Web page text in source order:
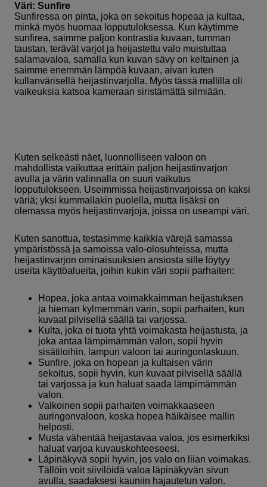
Väri: Sunfire
Sunfiressa on pinta, joka on sekoitus hopeaa ja kultaa,
minkä myös huomaa lopputuloksessa. Kun käytimme
sunfirea, saimme paljon kontrastia kuvaan, tumman
taustan, terävät varjot ja heijastettu valo muistuttaa
salamavaloa, samalla kun kuvan sävy on keltainen ja
saimme enemmän lämpöä kuvaan, aivan kuten
kullanvärisellä heijastinvarjolla. Myös tässä mallilla oli
vaikeuksia katsoa kameraan siristämättä silmiään.
Kuten selkeästi näet, luonnolliseen valoon on
mahdollista vaikuttaa erittäin paljon heijastinvarjon
avulla ja värin valinnalla on suuri vaikutus
lopputulokseen. Useimmissa heijastinvarjoissa on kaksi
väriä; yksi kummallakin puolella, mutta lisäksi on
olemassa myös heijastinvarjoja, joissa on useampi väri.
Kuten sanottua, testasimme kaikkia värejä samassa
ympäristössä ja samoissa valo-olosuhteissa, mutta
heijastinvarjon ominaisuuksien ansiosta sille löytyy
useita käyttöalueita, joihin kukin väri sopii parhaiten:
Hopea, joka antaa voimakkaimman heijastuksen
ja hieman kylmemmän värin, sopii parhaiten, kun
kuvaat pilvisellä säällä tai varjossa.
Kulta, joka ei tuota yhtä voimakasta heijastusta, ja
joka antaa lämpimämmän valon, sopii hyvin
sisätiloihin, lampun valoon tai auringonlaskuun.
Sunfire, joka on hopean ja kultaisen värin
sekoitus, sopii hyvin, kun kuvaat pilvisellä säällä
tai varjossa ja kun haluat saada lämpimämmän
valon.
Valkoinen sopii parhaiten voimakkaaseen
auringonvaloon, koska hopea häikäisee mallin
helposti.
Musta vähentää heijastavaa valoa, jos esimerkiksi
haluat varjoa kuvauskohteeseesi.
Läpinäkyvä sopii hyvin, jos valo on liian voimakas.
Tällöin voit siivilöidä valoa läpinäkyvän sivun
avulla, saadaksesi kauniin hajautetun valon.